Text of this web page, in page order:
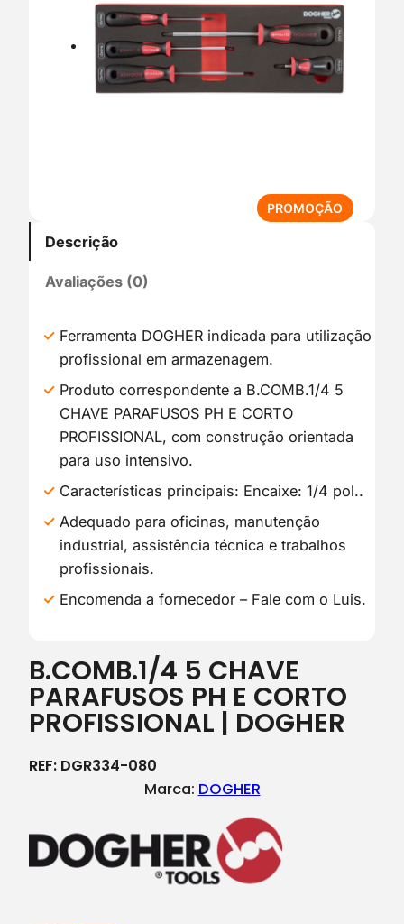
PROMOÇÃO
R
E
P
M
Ç
Descrição
Avaliações (0)
Ferramenta DOGHER indicada para utilização
profissional em armazenagem.
Produto correspondente a B.COMB.1/4 5
CHAVE PARAFUSOS PH E CORTO
PROFISSIONAL, com construção orientada
para uso intensivo.
Características principais: Encaixe: 1/4 pol..
Adequado para oficinas, manutenção
industrial, assistência técnica e trabalhos
profissionais.
Encomenda a fornecedor – Fale com o Luis.
B.COMB.1/4 5 CHAVE
PARAFUSOS PH E CORTO
PROFISSIONAL | DOGHER
REF: DGR334-080
Marca: DOGHER